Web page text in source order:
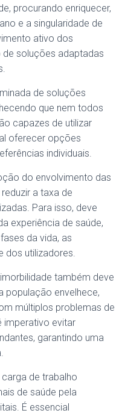
procurando enriquecer,
e a singularidade de
ativo dos
soluções adaptadas
de soluções
que nem todos
capazes de utilizar
oferecer opções
individuais.
do envolvimento das
a taxa de
Para isso, deve
experiência de saúde,
da vida, as
dos utilizadores.
também deve
população envelhece,
múltiplos problemas de
imperativo evitar
garantindo uma
de trabalho
de saúde pela
É essencial